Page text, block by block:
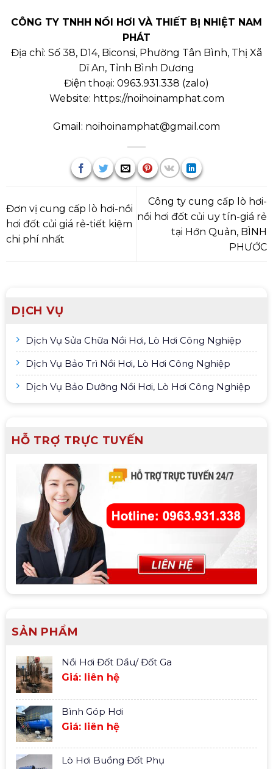
DỊCH VỤ
Dịch Vụ Sửa Chữa Nồi Hơi, Lò Hơi Công Nghiệp
Dịch Vụ Bảo Trì Nồi Hơi, Lò Hơi Công Nghiệp
Dịch Vụ Bảo Dưỡng Nồi Hơi, Lò Hơi Công Nghiệp
HỖ TRỢ TRỰC TUYẾN
SẢN PHẨM
Nồi Hơi Đốt Dầu/ Đốt Ga
Giá: liên hệ
Bình Góp Hơi
Giá: liên hệ
Lò Hơi Buồng Đốt Phụ
CÔNG TY TNHH NỒI HƠI VÀ THIẾT BỊ NHIỆT NAM
PHÁT
Địa chỉ: Số 38, D14, Biconsi, Phường Tân Bình, Thị Xã
Dĩ An, Tỉnh Bình Dương
Điện thoại: 0963.931.338 (zalo)
Website: https://noihoinamphat.com
Gmail: noihoinamphat@gmail.com
Đơn vị cung cấp lò hơi-nồi
hơi đốt củi giá rẻ-tiết kiệm
chi phí nhất
Công ty cung cấp lò hơi-
nồi hơi đốt củi uy tín-giá rẻ
tại Hớn Quản, BÌNH
PHƯỚC